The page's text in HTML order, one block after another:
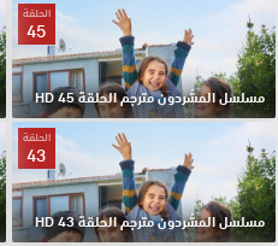
الحلقة
45
مسلسل المشردون مترجم الحلقة 45 HD
الحلقة
43
مسلسل المشردون مترجم الحلقة 43 HD